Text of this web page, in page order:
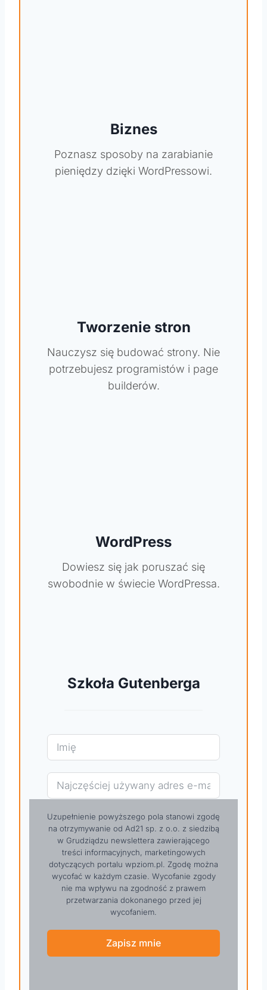
Biznes
Poznasz sposoby na zarabianie
pieniędzy dzięki WordPressowi.
Tworzenie stron
Nauczysz się budować strony. Nie
potrzebujesz programistów i page
builderów.
WordPress
Dowiesz się jak poruszać się
swobodnie w świecie WordPressa.
Szkoła Gutenberga
Uzupełnienie powyższego pola stanowi zgodę
na otrzymywanie od Ad21 sp. z o.o. z siedzibą
w Grudziądzu newslettera zawierającego
treści informacyjnych, marketingowych
dotyczących portalu wpziom.pl. Zgodę można
wycofać w każdym czasie. Wycofanie zgody
nie ma wpływu na zgodność z prawem
przetwarzania dokonanego przed jej
wycofaniem.
Zapisz mnie